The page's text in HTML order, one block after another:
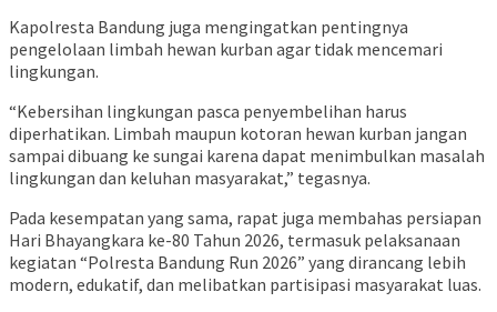
Kapolresta Bandung juga mengingatkan pentingnya
pengelolaan limbah hewan kurban agar tidak mencemari
lingkungan.
“Kebersihan lingkungan pasca penyembelihan harus
diperhatikan. Limbah maupun kotoran hewan kurban jangan
sampai dibuang ke sungai karena dapat menimbulkan masalah
lingkungan dan keluhan masyarakat,” tegasnya.
Pada kesempatan yang sama, rapat juga membahas persiapan
Hari Bhayangkara ke-80 Tahun 2026, termasuk pelaksanaan
kegiatan “Polresta Bandung Run 2026” yang dirancang lebih
modern, edukatif, dan melibatkan partisipasi masyarakat luas.